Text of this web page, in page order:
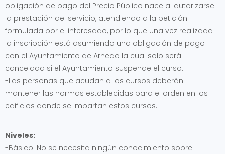
obligación de pago del Precio Público nace al autorizarse
la prestación del servicio, atendiendo a la petición
formulada por el interesado, por lo que una vez realizada
la inscripción está asumiendo una obligación de pago
con el Ayuntamiento de Arnedo la cual solo será
cancelada si el Ayuntamiento suspende el curso.
-Las personas que acudan a los cursos deberán
mantener las normas establecidas para el orden en los
edificios donde se impartan estos cursos.
Niveles:
-Básico: No se necesita ningún conocimiento sobre